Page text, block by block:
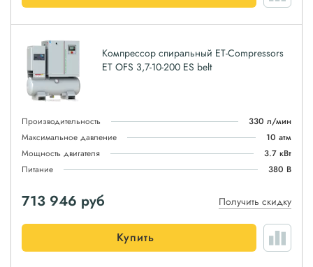
Компрессор спиральный ET-Compressors
ET OFS 3,7-10-200 ES belt
Производительность
330 л/мин
Максимальное давление
10 атм
Мощность двигателя
3.7 кВт
Питание
380 В
713 946 руб Получить скидку
Купить